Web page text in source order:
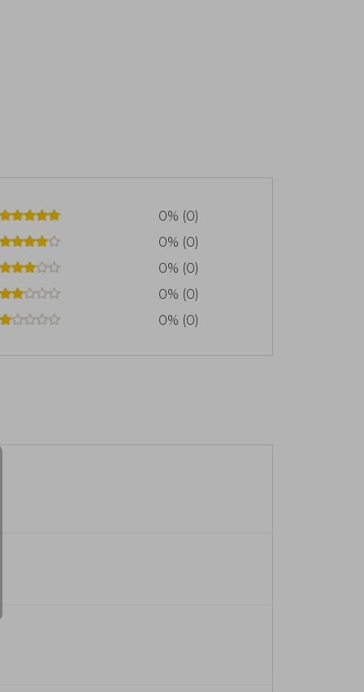
0% (0)
0% (0)
0% (0)
0% (0)
0% (0)